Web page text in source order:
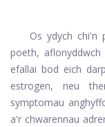
Os ydych chi'n
poeth, aflonyddwch
efallai bod eich
estrogen, neu
symptomau
a'r chwarennau